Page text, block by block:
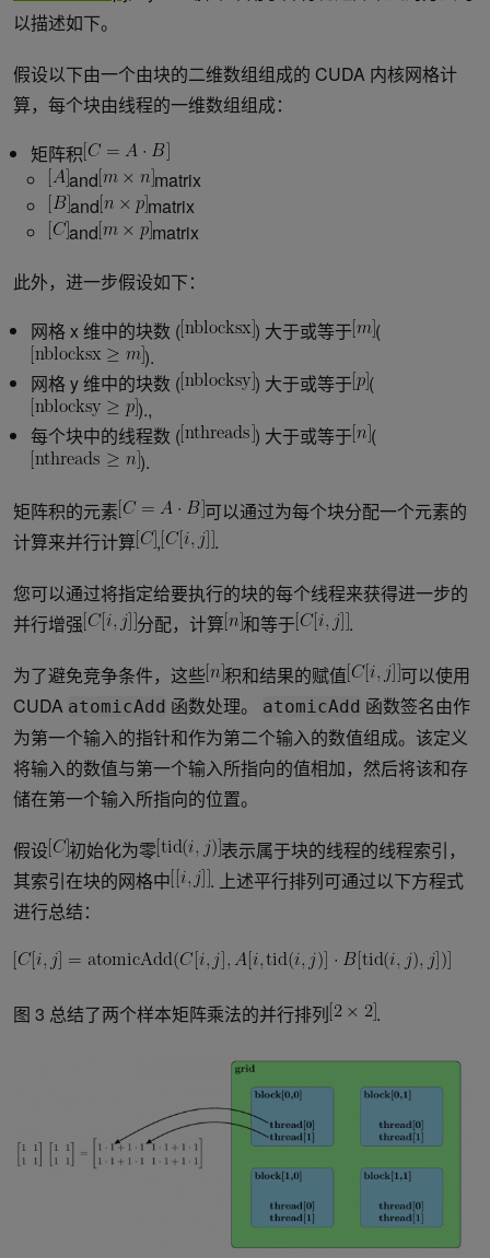
以描述如下。
假设以下由一个由块的二维数组组成的 CUDA 内核网格计
算，每个块由线程的一维数组组成：
矩阵积
and
matrix
and
matrix
and
matrix
此外，进一步假设如下：
网格 x 维中的块数 (
) 大于或等于
(
).
网格 y 维中的块数 (
) 大于或等于
(
).,
每个块中的线程数 (
) 大于或等于
(
).
矩阵积的元素
可以通过为每个块分配一个元素的
计算来并行计算
, .
您可以通过将指定给要执行的块的每个线程来获得进一步的
并行增强
分配，计算 和等于 .
为了避免竞争条件，这些 积和结果的赋值
可以使用
CUDA atomicAdd 函数处理。 atomicAdd 函数签名由作
为第一个输入的指针和作为第二个输入的数值组成。该定义
将输入的数值与第一个输入所指向的值相加，然后将该和存
储在第一个输入所指向的位置。
假设 初始化为零
表示属于块的线程的线程索引，
其索引在块的网格中
. 上述平行排列可通过以下方程式
进行总结：
图 3 总结了两个样本矩阵乘法的并行排列 .